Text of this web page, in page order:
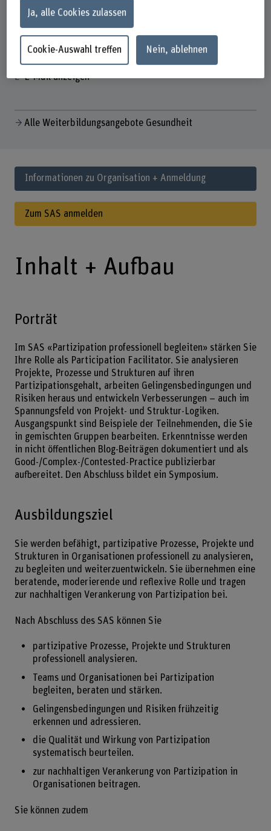
Anmeldung.
Kontakt
Studienorganisation Weiterbildung Gesundheit
E-Mail anzeigen
Alle Weiterbildungsangebote Gesundheit
Informationen zu Organisation + Anmeldung
Zum SAS anmelden
Inhalt + Aufbau
Porträt
Im SAS «Partizipation professionell begleiten» stärken Sie
Ihre Rolle als Participation Facilitator. Sie analysieren
Projekte, Prozesse und Strukturen auf ihren
Partizipationsgehalt, arbeiten Gelingensbedingungen und
Risiken heraus und entwickeln Verbesserungen – auch im
Spannungsfeld von Projekt- und Struktur-Logiken.
Ausgangspunkt sind Beispiele der Teilnehmenden, die Sie
in gemischten Gruppen bearbeiten. Erkenntnisse werden
in nicht öffentlichen Blog-Beiträgen dokumentiert und als
Good-/Complex-/Contested-Practice publizierbar
aufbereitet. Den Abschluss bildet ein Symposium.
Ausbildungsziel
Sie werden befähigt, partizipative Prozesse, Projekte und
Strukturen in Organisationen professionell zu analysieren,
zu begleiten und weiterzuentwickeln. Sie übernehmen eine
beratende, moderierende und reflexive Rolle und tragen
zur nachhaltigen Verankerung von Partizipation bei.
Nach Abschluss des SAS können Sie
partizipative Prozesse, Projekte und Strukturen
professionell analysieren.
Teams und Organisationen bei Partizipation
begleiten, beraten und stärken.
Gelingensbedingungen und Risiken frühzeitig
erkennen und adressieren.
die Qualität und Wirkung von Partizipation
systematisch beurteilen.
zur nachhaltigen Verankerung von Partizipation in
Organisationen beitragen.
Sie können zudem
Ja, alle Cookies zulassen
Cookie-Auswahl treffen Nein, ablehnen